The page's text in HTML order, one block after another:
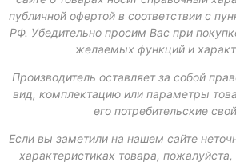
публичной офертой в соответствии с
РФ. Убедительно просим Вас при
желаемых функций и
Производитель оставляет за собой
вид, комплектацию или параметры
его потребительские
Если вы заметили на нашем сайте
характеристиках товара,